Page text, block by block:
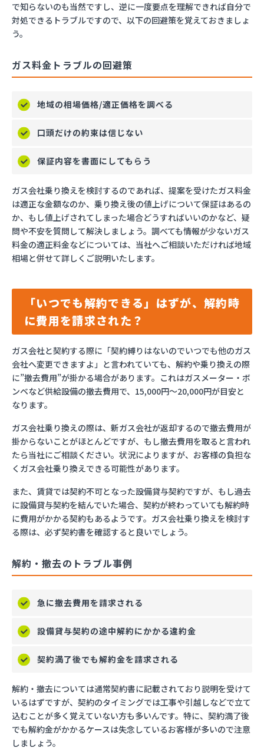
で知らないのも当然ですし、逆に一度要点を理解できれば自分で
対処できるトラブルですので、以下の回避策を覚えておきましょ
う。
ガス料金トラブルの回避策
地域の相場価格/適正価格を調べる
口頭だけの約束は信じない
保証内容を書面にしてもらう
ガス会社乗り換えを検討するのであれば、提案を受けたガス料金
は適正な金額なのか、乗り換え後の値上げについて保証はあるの
か、もし値上げされてしまった場合どうすればいいのかなど、疑
問や不安を質問して解決しましょう。調べても情報が少ないガス
料金の適正料金などについては、当社へご相談いただければ地域
相場と併せて詳しくご説明いたします。
「いつでも解約できる」はずが、解約時
に費用を請求された？
ガス会社と契約する際に「契約縛りはないのでいつでも他のガス
会社へ変更できますよ」と言われていても、解約や乗り換えの際
に”撤去費用”が掛かる場合があります。これはガスメーター・ボ
ンベなど供給設備の撤去費用で、15,000円～20,000円が目安と
なります。
ガス会社乗り換えの際は、新ガス会社が返却するので撤去費用が
掛からないことがほとんどですが、もし撤去費用を取ると言われ
たら当社にご相談ください。状況によりますが、お客様の負担な
くガス会社乗り換えできる可能性があります。
また、賃貸では契約不可となった設備貸与契約ですが、もし過去
に設備貸与契約を結んでいた場合、契約が終わっていても解約時
に費用がかかる契約もあるようです。ガス会社乗り換えを検討す
る際は、必ず契約書を確認すると良いでしょう。
解約・撤去のトラブル事例
急に撤去費用を請求される
設備貸与契約の途中解約にかかる違約金
契約満了後でも解約金を請求される
解約・撤去については通常契約書に記載されており説明を受けて
いるはずですが、契約のタイミングでは工事や引越しなどで立て
込むことが多く覚えていない方も多いんです。特に、契約満了後
でも解約金がかかるケースは失念しているお客様が多いので注意
しましょう。